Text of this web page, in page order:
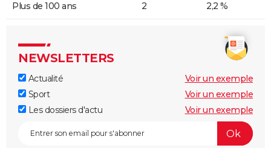
Plus de 100 ans 2 2,2 %
NEWSLETTERS
Actualité
Voir un exemple
Sport
Voir un exemple
Les dossiers d'actu
Voir un exemple